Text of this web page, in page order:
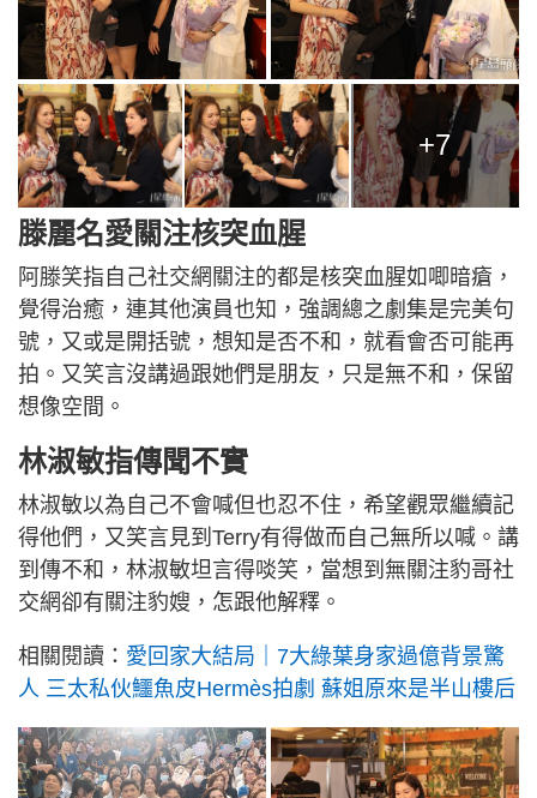
+7
滕麗名愛關注核突血腥
阿滕笑指自己社交網關注的都是核突血腥如唧暗瘡，
覺得治癒，連其他演員也知，強調總之劇集是完美句
號，又或是開括號，想知是否不和，就看會否可能再
拍。又笑言沒講過跟她們是朋友，只是無不和，保留
想像空間。
林淑敏指傳聞不實
林淑敏以為自己不會喊但也忍不住，希望觀眾繼續記
得他們，又笑言見到Terry有得做而自己無所以喊。講
到傳不和，林淑敏坦言得啖笑，當想到無關注豹哥社
交網卻有關注豹嫂，怎跟他解釋。
相關閱讀： 愛回家大結局｜7大綠葉身家過億背景驚
人 三太私伙鱷魚皮Hermès拍劇 蘇姐原來是半山樓后